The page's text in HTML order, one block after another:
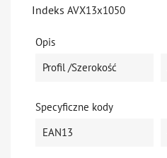
Indeks AVX13x1050
Opis
Profil /szerokość
Specyficzne kody
EAN13